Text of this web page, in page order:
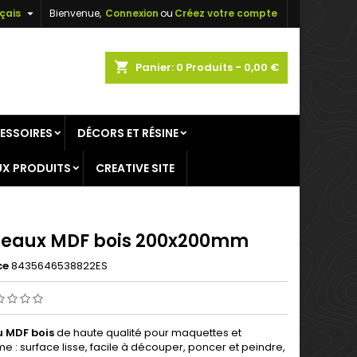
Bienvenue, Connexionou Créez votre compte

shopping_cart Panier: 0 Produits - 0,00 €
DÉCORS ET RÉSINE
PRODUITS CREATIVE SITE
MDF bois 200x200mm
8435646538822ES
MDF boisde haute qualité pour maquettes et
: surface lisse, facile à découper, poncer et peindre,